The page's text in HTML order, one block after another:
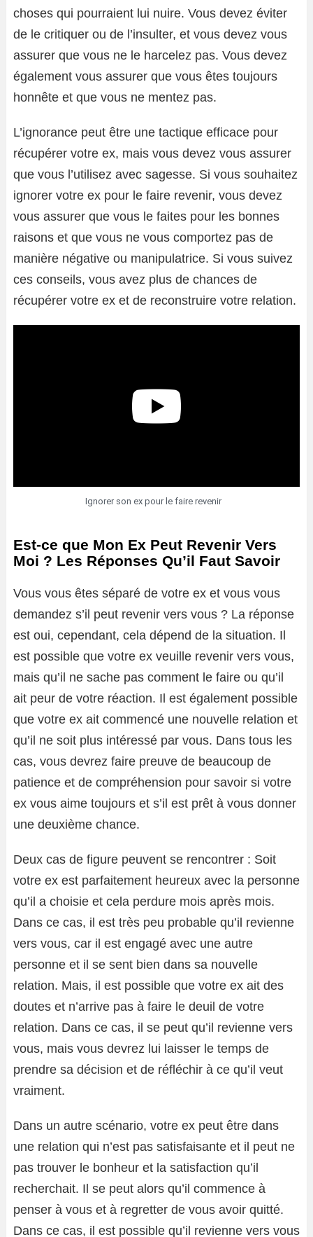
choses qui pourraient lui nuire. Vous devez éviter
de le critiquer ou de l’insulter, et vous devez vous
assurer que vous ne le harcelez pas. Vous devez
également vous assurer que vous êtes toujours
honnête et que vous ne mentez pas.
L’ignorance peut être une tactique efficace pour
récupérer votre ex, mais vous devez vous assurer
que vous l’utilisez avec sagesse. Si vous souhaitez
ignorer votre ex pour le faire revenir, vous devez
vous assurer que vous le faites pour les bonnes
raisons et que vous ne vous comportez pas de
manière négative ou manipulatrice. Si vous suivez
ces conseils, vous avez plus de chances de
récupérer votre ex et de reconstruire votre relation.
Ignorer son ex pour le faire revenir
Est-ce que Mon Ex Peut Revenir Vers
Moi ? Les Réponses Qu’il Faut Savoir
Vous vous êtes séparé de votre ex et vous vous
demandez s’il peut revenir vers vous ? La réponse
est oui, cependant, cela dépend de la situation. Il
est possible que votre ex veuille revenir vers vous,
mais qu’il ne sache pas comment le faire ou qu’il
ait peur de votre réaction. Il est également possible
que votre ex ait commencé une nouvelle relation et
qu’il ne soit plus intéressé par vous. Dans tous les
cas, vous devrez faire preuve de beaucoup de
patience et de compréhension pour savoir si votre
ex vous aime toujours et s’il est prêt à vous donner
une deuxième chance.
Deux cas de figure peuvent se rencontrer : Soit
votre ex est parfaitement heureux avec la personne
qu’il a choisie et cela perdure mois après mois.
Dans ce cas, il est très peu probable qu’il revienne
vers vous, car il est engagé avec une autre
personne et il se sent bien dans sa nouvelle
relation. Mais, il est possible que votre ex ait des
doutes et n’arrive pas à faire le deuil de votre
relation. Dans ce cas, il se peut qu’il revienne vers
vous, mais vous devrez lui laisser le temps de
prendre sa décision et de réfléchir à ce qu’il veut
vraiment.
Dans un autre scénario, votre ex peut être dans
une relation qui n’est pas satisfaisante et il peut ne
pas trouver le bonheur et la satisfaction qu’il
recherchait. Il se peut alors qu’il commence à
penser à vous et à regretter de vous avoir quitté.
Dans ce cas, il est possible qu’il revienne vers vous